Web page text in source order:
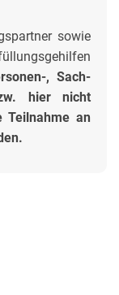
sowie
, Sach-
hier nicht
Teilnahme an